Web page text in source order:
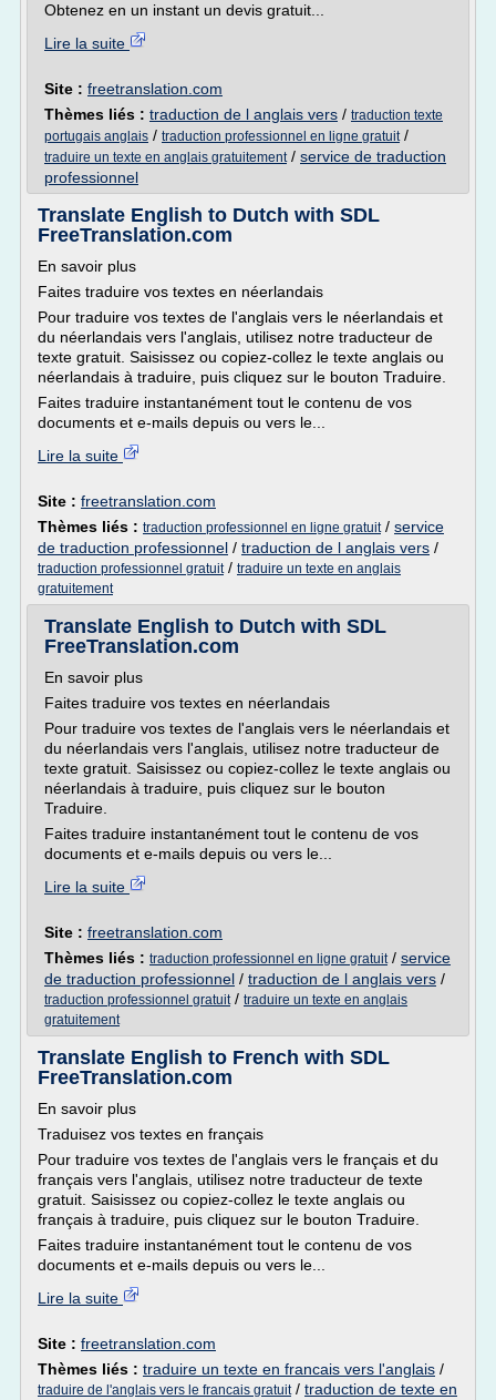
Obtenez en un instant un devis gratuit...
Lire la suite
Site : freetranslation.com
Thèmes liés : traduction de l anglais vers / traduction texte
portugais anglais / traduction professionnel en ligne gratuit/
traduire un texte en anglais gratuitement/ service de traduction
professionnel
Translate English to Dutch with SDL
FreeTranslation.com
En savoir plus
Faites traduire vos textes en néerlandais
Pour traduire vos textes de l'anglais vers le néerlandais et
du néerlandais vers l'anglais, utilisez notre traducteur de
texte gratuit. Saisissez ou copiez-collez le texte anglais ou
néerlandais à traduire, puis cliquez sur le bouton Traduire.
Faites traduire instantanément tout le contenu de vos
documents et e-mails depuis ou vers le...
Lire la suite
Site : freetranslation.com
Thèmes liés : traduction professionnel en ligne gratuit/ service
de traduction professionnel / traduction de l anglais vers /
traduction professionnel gratuit/ traduire un texte en anglais
gratuitement
Translate English to Dutch with SDL
FreeTranslation.com
En savoir plus
Faites traduire vos textes en néerlandais
Pour traduire vos textes de l'anglais vers le néerlandais et
du néerlandais vers l'anglais, utilisez notre traducteur de
texte gratuit. Saisissez ou copiez-collez le texte anglais ou
néerlandais à traduire, puis cliquez sur le bouton
Traduire.
Faites traduire instantanément tout le contenu de vos
documents et e-mails depuis ou vers le...
Lire la suite
Site : freetranslation.com
Thèmes liés : traduction professionnel en ligne gratuit/ service
de traduction professionnel / traduction de l anglais vers /
traduction professionnel gratuit/ traduire un texte en anglais
gratuitement
Translate English to French with SDL
FreeTranslation.com
En savoir plus
Traduisez vos textes en français
Pour traduire vos textes de l'anglais vers le français et du
français vers l'anglais, utilisez notre traducteur de texte
gratuit. Saisissez ou copiez-collez le texte anglais ou
français à traduire, puis cliquez sur le bouton Traduire.
Faites traduire instantanément tout le contenu de vos
documents et e-mails depuis ou vers le...
Lire la suite
Site : freetranslation.com
Thèmes liés : traduire un texte en francais vers l'anglais /
traduire de l'anglais vers le francais gratuit/ traduction de texte en